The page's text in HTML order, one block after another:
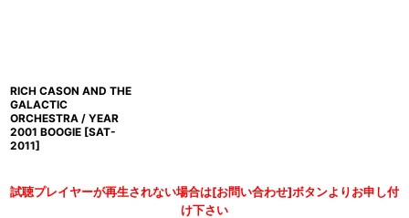
RICH CASON AND THE
GALACTIC
ORCHESTRA / YEAR
2001 BOOGIE [SAT-
2011]
試聴プレイヤーが再生されない場合は[お問い合わせ]ボタンよりお申し付
け下さい